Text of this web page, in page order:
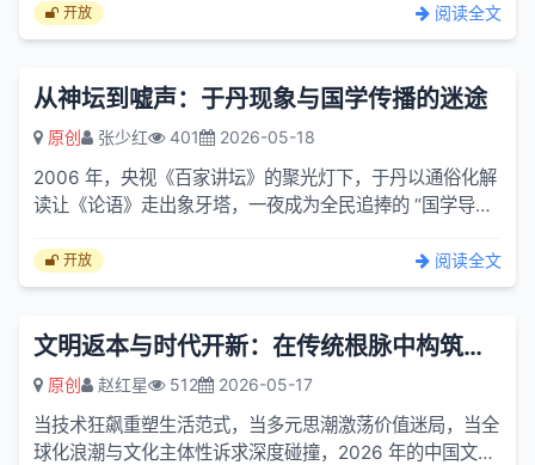
一场重塑...
开放 阅读全文
从神坛到嘘声：于丹现象与国学传播的迷途
原创 张少红 401 2026-05-18
2006 年，央视《百家讲坛》的聚光灯下，于丹以通俗化解
读让《论语》走出象牙塔，一夜成为全民追捧的 “国学导
一场席...
开放 阅读全文
文明返本与时代开新：在传统根脉中构筑当代精神坐标
原创 赵红星 512 2026-05-17
当技术狂飙重塑生活范式，当多元思潮激荡价值迷局，当全
球化浪潮与文化主体性诉求深度碰撞，2026 年的中国文化